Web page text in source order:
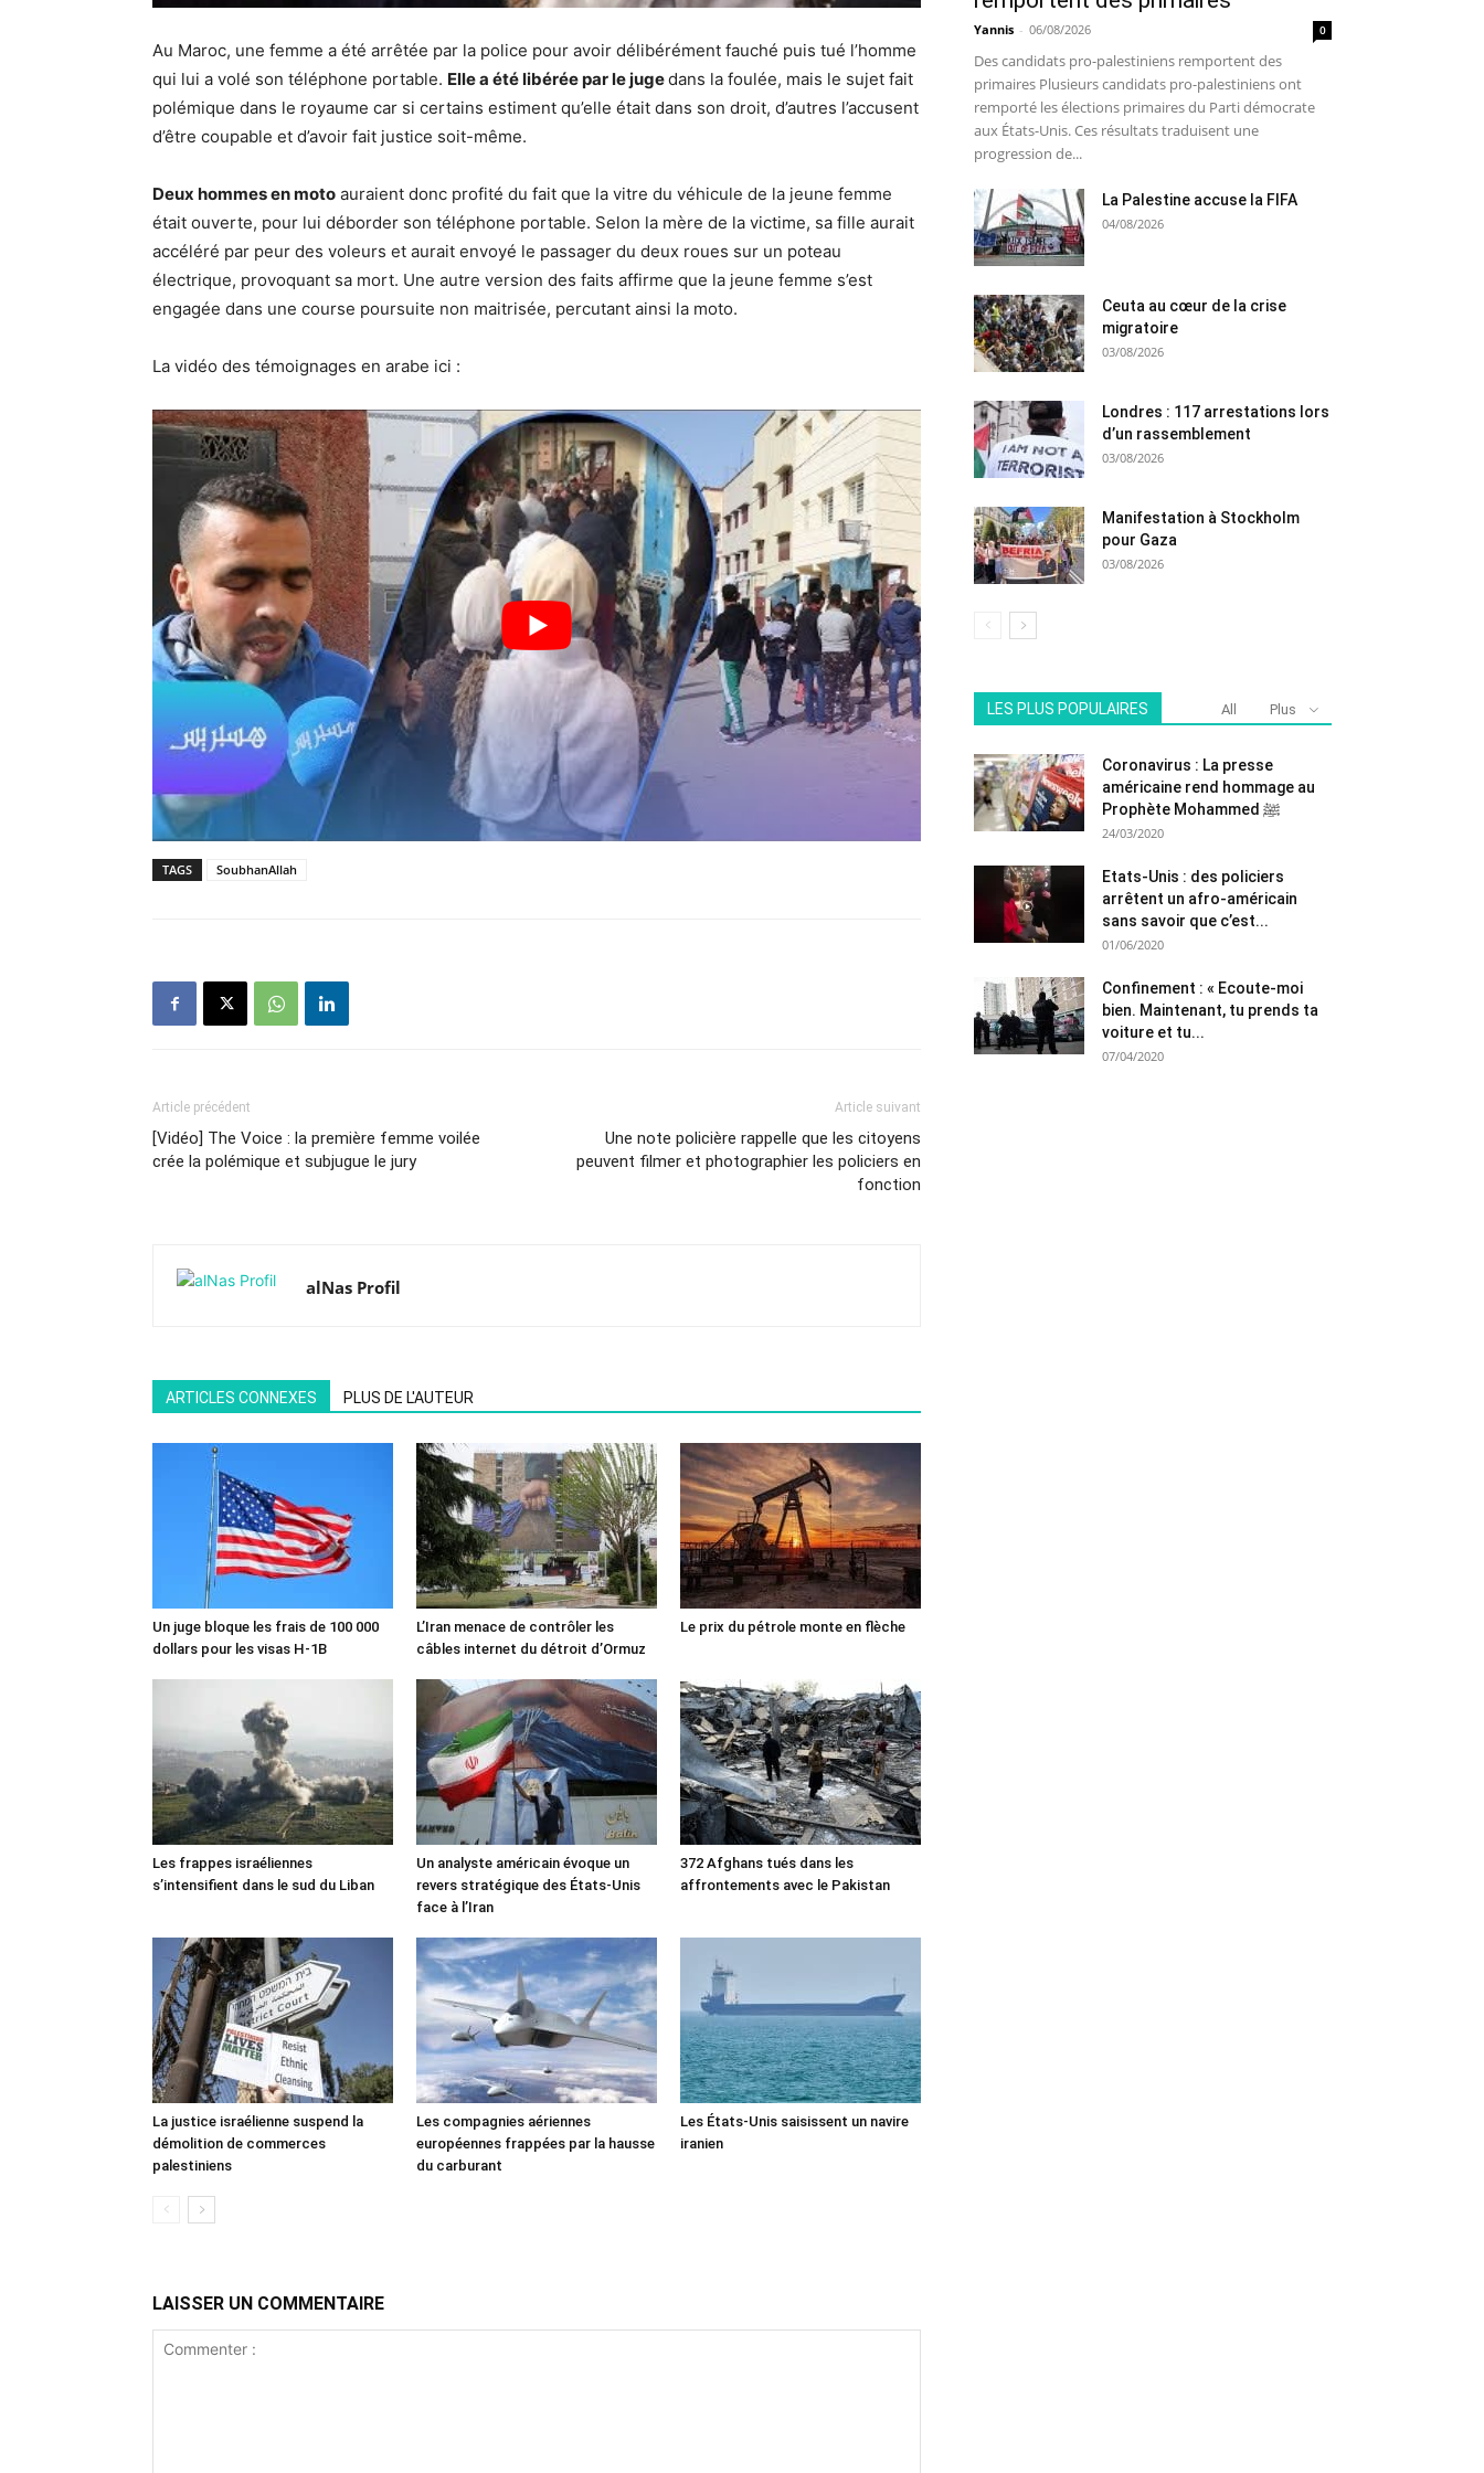
Au Maroc, une femme a été arrêtée par la police pour avoir délibérément fauché puis tué l’homme
qui lui a volé son téléphone portable. Elle a été libérée par le jugedans la foulée, mais le sujet fait
polémique dans le royaume car si certains estiment qu’elle était dans son droit, d’autres l’accusent
d’être coupable et d’avoir fait justice soit-même.
Deux hommes en moto auraient donc profité du fait que la vitre du véhicule de la jeune femme
était ouverte, pour lui déborder son téléphone portable. Selon la mère de la victime, sa fille aurait
accéléré par peur des voleurs et aurait envoyé le passager du deux roues sur un poteau
électrique, provoquant sa mort. Une autre version des faits affirme que la jeune femme s’est
engagée dans une course poursuite non maitrisée, percutant ainsi la moto.
La vidéo des témoignages en arabe ici :
TAGS SoubhanAllah
Article précédent
[Vidéo] The Voice : la première femme voilée
crée la polémique et subjugue le jury
Article suivant
Une note policière rappelle que les citoyens
peuvent filmer et photographier les policiers en
fonction
alNas Profil
ARTICLES CONNEXES PLUS DE L'AUTEUR
Un juge bloque les frais de 100 000
dollars pour les visas H-1B
L’Iran menace de contrôler les
câbles internet du détroit d’Ormuz
Le prix du pétrole monte en flèche
Les frappes israéliennes
s’intensifient dans le sud du Liban
Un analyste américain évoque un
revers stratégique des États-Unis
face à l’Iran
372 Afghans tués dans les
affrontements avec le Pakistan
La justice israélienne suspend la
démolition de commerces
palestiniens
Les compagnies aériennes
européennes frappées par la hausse
du carburant
Les États-Unis saisissent un navire
iranien
LAISSER UN COMMENTAIRE
Yannis - 06/08/2026 0
Des candidats pro-palestiniens remportent des
primaires Plusieurs candidats pro-palestiniens ont
remporté les élections primaires du Parti démocrate
aux États-Unis. Ces résultats traduisent une
progression de...
La Palestine accuse la FIFA
04/08/2026
Ceuta au cœur de la crise
migratoire
03/08/2026
Londres : 117 arrestations lors
d’un rassemblement
03/08/2026
Manifestation à Stockholm
pour Gaza
03/08/2026
LES PLUS POPULAIRES All Plus
Coronavirus : La presse
américaine rend hommage au
Prophète Mohammed ﷺ
24/03/2020
Etats-Unis : des policiers
arrêtent un afro-américain
sans savoir que c’est...
01/06/2020
Confinement : « Ecoute-moi
bien. Maintenant, tu prends ta
voiture et tu...
07/04/2020